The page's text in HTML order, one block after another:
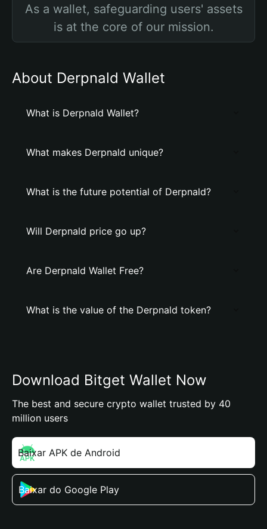
As a wallet, safeguarding users' assets
is at the core of our mission.
About Derpnald Wallet
What is Derpnald Wallet?
What makes Derpnald unique?
What is the future potential of Derpnald?
Will Derpnald price go up?
Are Derpnald Wallet Free?
What is the value of the Derpnald token?
Download Bitget Wallet Now
The best and secure crypto wallet trusted by 40
million users
Baixar APK de Android
Baixar do Google Play